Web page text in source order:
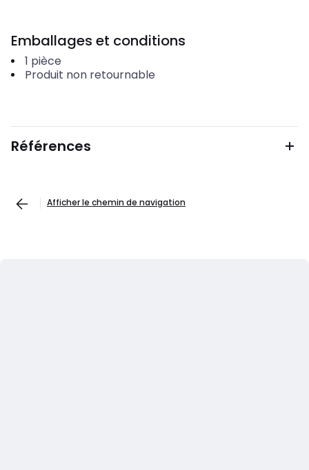
Emballages et conditions
1 pièce
Produit non retournable
Références
Afficher le chemin de navigation